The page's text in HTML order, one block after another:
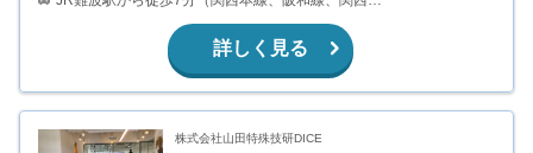
詳しく見る
株式会社山田特殊技研DICE